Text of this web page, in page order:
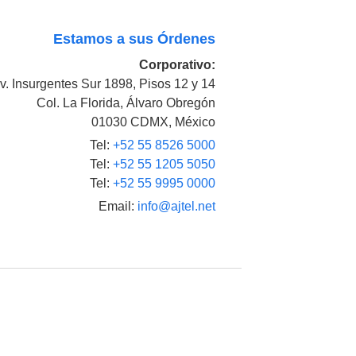
Estamos a sus Órdenes
Corporativo:
Insurgentes Sur 1898, Pisos 12 y 14
Col. La Florida, Álvaro Obregón
01030 CDMX, México
Tel: +52 55 8526 5000
Tel: +52 55 1205 5050
Tel: +52 55 9995 0000
Email: info@ajtel.net